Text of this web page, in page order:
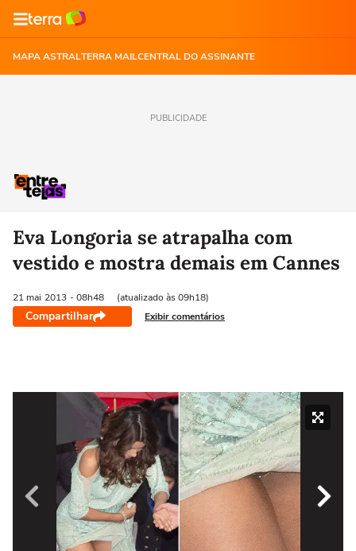
MAPA ASTRALTERRA MAILCENTRAL DO ASSINANTE
PUBLICIDADE
Eva Longoria se atrapalha com
vestido e mostra demais em Cannes
21 mai 2013 - 08h48 (atualizado às 09h18)
Compartilhar Exibir comentários